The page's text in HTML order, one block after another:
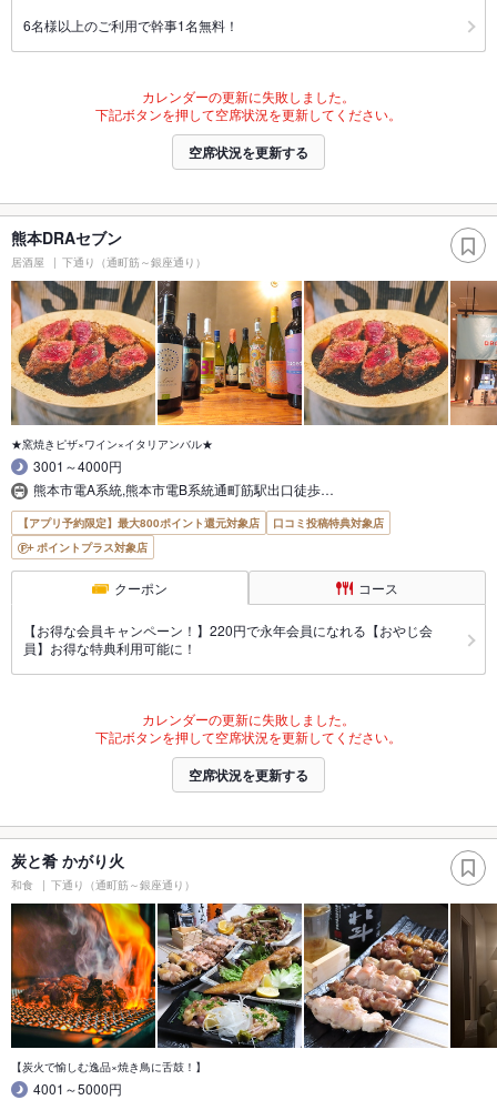
6名様以上のご利用で幹事1名無料！
カレンダーの更新に失敗しました。
下記ボタンを押して空席状況を更新してください。
空席状況を更新する
熊本DRAセブン
居酒屋 下通り（通町筋～銀座通り）
★窯焼きピザ×ワイン×イタリアンバル★
3001～4000円
熊本市電A系統,熊本市電B系統通町筋駅出口徒歩…
【アプリ予約限定】最大800ポイント還元対象店
口コミ投稿特典対象店
ポイントプラス対象店
クーポン コース
【お得な会員キャンペーン！】220円で永年会員になれる【おやじ会
員】お得な特典利用可能に！
カレンダーの更新に失敗しました。
下記ボタンを押して空席状況を更新してください。
空席状況を更新する
炭と肴 かがり火
和食 下通り（通町筋～銀座通り）
【炭火で愉しむ逸品×焼き鳥に舌鼓！】
4001～5000円